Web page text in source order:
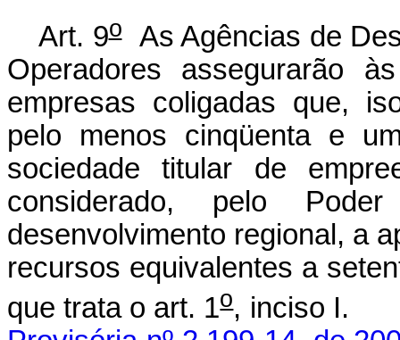
Art. 9oAs Agências de
Operadores assegurarão
empresas coligadas que,
pelo menos cinqüenta e
sociedade titular de
considerado, pelo
desenvolvimento regional, a
recursos equivalentes a
que trata o art. 1o,